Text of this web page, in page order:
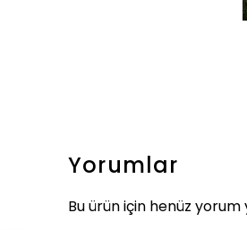
Yorumlar
Bu ürün için henüz yorum